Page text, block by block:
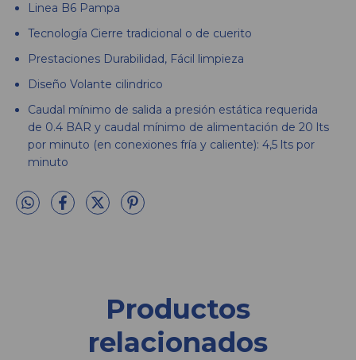
Linea B6 Pampa
Tecnología Cierre tradicional o de cuerito
Prestaciones Durabilidad, Fácil limpieza
Diseño Volante cilindrico
Caudal mínimo de salida a presión estática requerida
de 0.4 BAR y caudal mínimo de alimentación de 20 lts
por minuto (en conexiones fría y caliente): 4,5 lts por
minuto
Productos
relacionados